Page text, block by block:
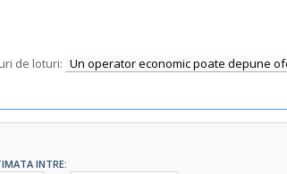
de loturi: Un operator economic poate depune
INTRE: